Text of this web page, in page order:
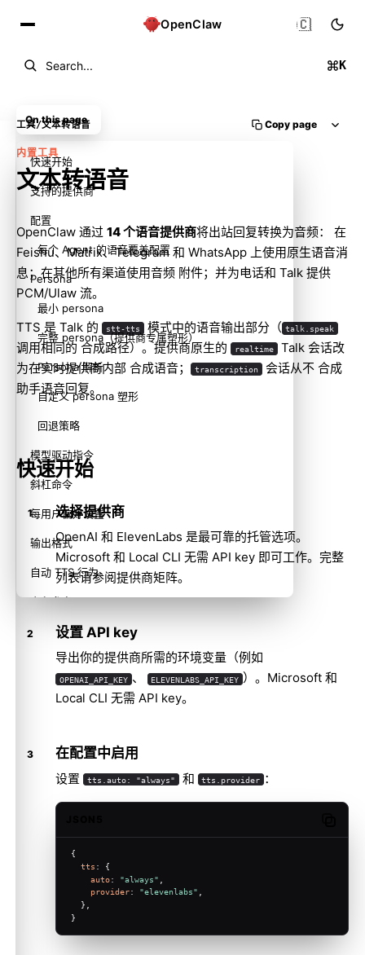
OpenClaw
Search... K
🇨🇳
工具/文本转语音 Copy page
内置工具
文本转语音
OpenClaw 通过 14 个语音提供商将出站回复转换为音频： 在
Feishu、Matrix、Telegram 和 WhatsApp 上使用原生语音消
息；在其他所有渠道使用音频 附件；并为电话和 Talk 提供
PCM/Ulaw 流。
TTS 是 Talk 的 stt-tts 模式中的语音输出部分（ talk.speak
调用相同的 合成路径）。提供商原生的 realtime Talk 会话改
为在实时提供商内部 合成语音；
transcription 会话从不 合成
助手语音回复。
快速开始
选择提供商
OpenAI 和 ElevenLabs 是最可靠的托管选项。
Microsoft 和 Local CLI 无需 API key 即可工作。完整
列表请参阅提供商矩阵。
设置 API key
导出你的提供商所需的环境变量（例如
OPENAI_API_KEY 、 ELEVENLABS_API_KEY ）。Microsoft 和
Local CLI 无需 API key。
在配置中启用
设置 tts.auto: "always" 和 tts.provider ：
{
tts : {
auto: "always"
provider: "elevenlabs" ,
  },
}
On this page
快速开始
支持的提供商
配置
每个 Agent 的语音覆盖配置
Persona
最小 persona
完整 persona（提供商专属塑形）
Persona 解析
自定义 persona 塑形
回退策略
模型驱动指令
斜杠命令
每用户偏好设置
输出格式
自动 TTS 行为
字段参考
Inworld 主配置
Agent 工具
Gateway RPC 参考
相关内容